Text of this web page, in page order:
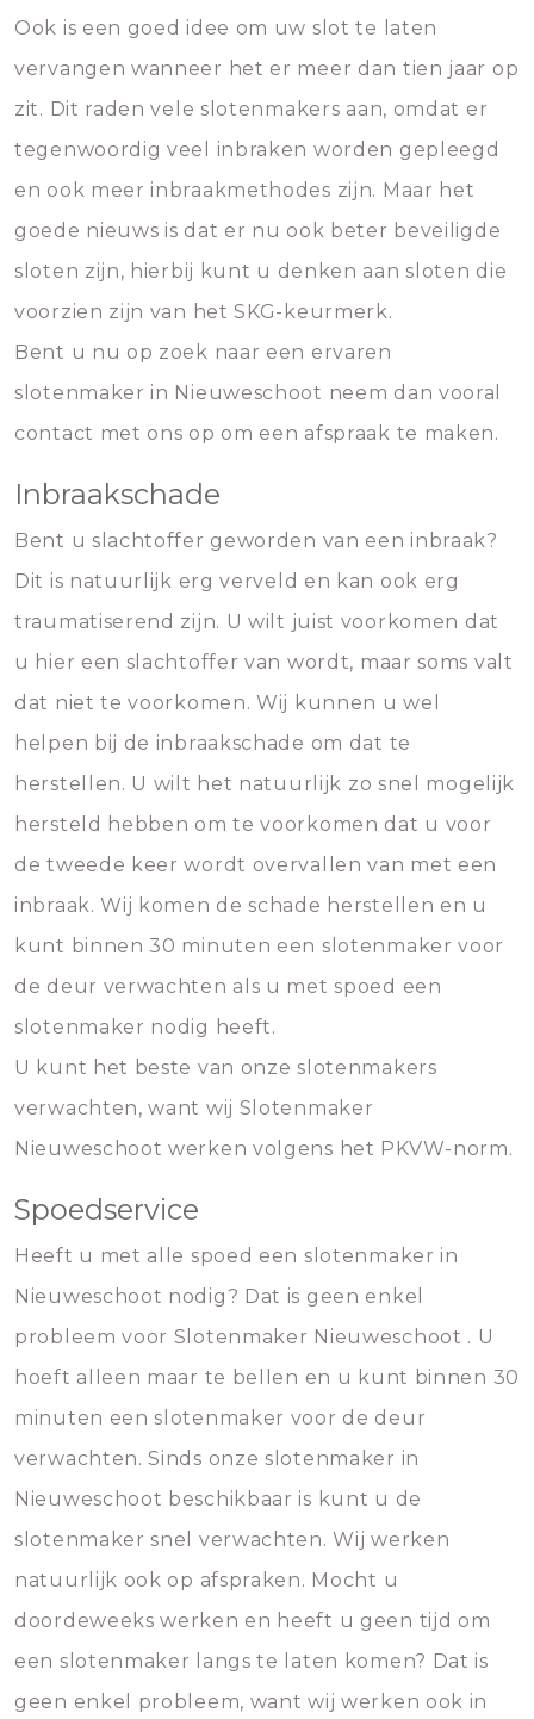
Ook is een goed idee om uw slot te laten
vervangen wanneer het er meer dan tien jaar op
zit. Dit raden vele slotenmakers aan, omdat er
tegenwoordig veel inbraken worden gepleegd
en ook meer inbraakmethodes zijn. Maar het
goede nieuws is dat er nu ook beter beveiligde
sloten zijn, hierbij kunt u denken aan sloten die
voorzien zijn van het SKG-keurmerk.
Bent u nu op zoek naar een ervaren
slotenmaker in Nieuweschoot neem dan vooral
contact met ons op om een afspraak te maken.
Inbraakschade
Bent u slachtoffer geworden van een inbraak?
Dit is natuurlijk erg verveld en kan ook erg
traumatiserend zijn. U wilt juist voorkomen dat
u hier een slachtoffer van wordt, maar soms valt
dat niet te voorkomen. Wij kunnen u wel
helpen bij de inbraakschade om dat te
herstellen. U wilt het natuurlijk zo snel mogelijk
hersteld hebben om te voorkomen dat u voor
de tweede keer wordt overvallen van met een
inbraak. Wij komen de schade herstellen en u
kunt binnen 30 minuten een slotenmaker voor
de deur verwachten als u met spoed een
slotenmaker nodig heeft.
U kunt het beste van onze slotenmakers
verwachten, want wij Slotenmaker
Nieuweschoot werken volgens het PKVW-norm.
Spoedservice
Heeft u met alle spoed een slotenmaker in
Nieuweschoot nodig? Dat is geen enkel
probleem voor Slotenmaker Nieuweschoot . U
hoeft alleen maar te bellen en u kunt binnen 30
minuten een slotenmaker voor de deur
verwachten. Sinds onze slotenmaker in
Nieuweschoot beschikbaar is kunt u de
slotenmaker snel verwachten. Wij werken
natuurlijk ook op afspraken. Mocht u
doordeweeks werken en heeft u geen tijd om
een slotenmaker langs te laten komen? Dat is
geen enkel probleem, want wij werken ook in